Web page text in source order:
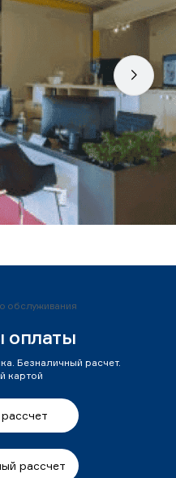
обслуживания
оплаты
Безналичный расчет.
картой
рассчет